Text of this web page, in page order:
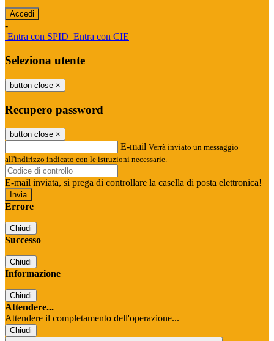
-
Entra con SPID Entra con CIE
Seleziona utente
button close ×
Recupero password
button close ×
E-mail Verrà inviato un messaggio
all'indirizzo indicato con le istruzioni necessarie.
E-mail inviata, si prega di controllare la casella di posta elettronica!
Errore
Chiudi
Successo
Chiudi
Informazione
Chiudi
Attendere...
Attendere il completamento dell'operazione...
Chiudi